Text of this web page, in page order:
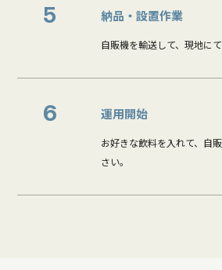
5 納品・設置作業
自販機を輸送して、現地に
6 運用開始
お好きな飲料を入れて、自
さい。